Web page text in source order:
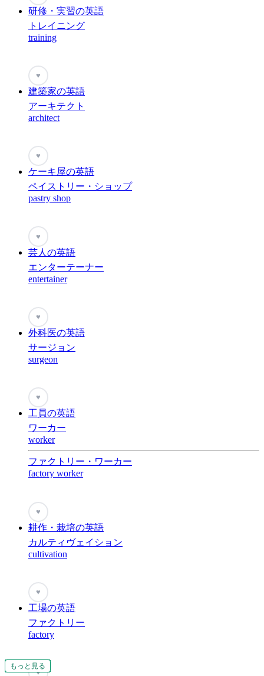
もっと見る
もっと見る
もっと見る
もっと見る
もっと見る
もっと見る
もっと見る
もっと見る
もっと見る
もっと見る
もっと見る
もっと見る
研修・実習の英語
トレイニング
training
♥
建築家の英語
アーキテクト
architect
♥
ケーキ屋の英語
ペイストリー・ショップ
pastry shop
♥
芸人の英語
エンターテーナー
entertainer
もっと見る
♥
外科医の英語
サージョン
surgeon
♥
工員の英語
ワーカー
worker
ファクトリー・ワーカー
factory worker
もっと見る
♥
耕作・栽培の英語
カルティヴェイション
cultivation
もっと見る
♥
工場の英語
ファクトリー
factory
♥
もっと見る
もっと見る
もっと見る
もっと見る
もっと見る
もっと見る
もっと見る
もっと見る
もっと見る
もっと見る
もっと見る
もっと見る
もっと見る
もっと見る
もっと見る
もっと見る
もっと見る
もっと見る
もっと見る
もっと見る
もっと見る
もっと見る
もっと見る
もっと見る
もっと見る
もっと見る